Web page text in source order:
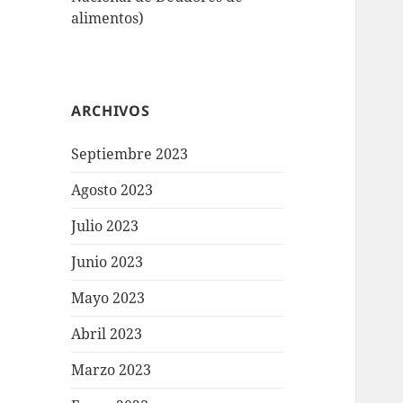
alimentos)
ARCHIVOS
Septiembre 2023
Agosto 2023
Julio 2023
Junio 2023
Mayo 2023
Abril 2023
Marzo 2023